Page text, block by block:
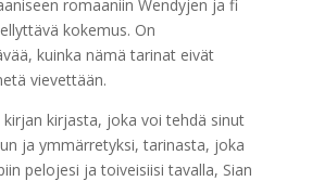
romaaniin Wendyjen ja fi
kokemus. On
kuinka nämä tarinat eivät
vievettään.
kirjasta, joka voi tehdä sinut
ja ymmärretyksi, tarinasta, joka
pelojesi ja toiveisiisi tavalla, Sian